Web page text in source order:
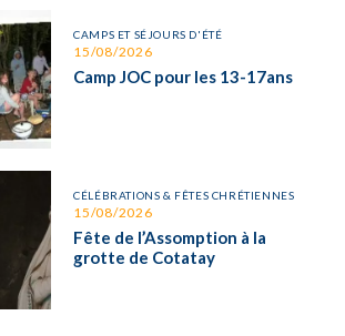
CAMPS ET SÉJOURS D'ÉTÉ
15/08/2026
Camp JOC pour les 13-17ans
CÉLÉBRATIONS & FÊTES CHRÉTIENNES
15/08/2026
Fête de l’Assomption à la
grotte de Cotatay